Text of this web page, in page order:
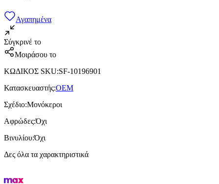
Αγαπημένα
Σύγκρινέ το
Μοιράσου το
ΚΩΔΙΚΟΣ SKU:SF-10196901
Κατασκευαστής:OEM
Σχέδιο:Μονόκεροι
Αφρώδες:Όχι
Βινυλίου:Όχι
Δες όλα τα χαρακτηριστικά